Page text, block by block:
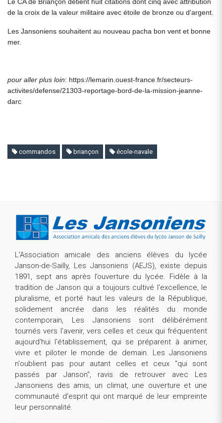
de la croix de la valeur militaire avec étoile de bronze ou d'argent.
Les Jansoniens souhaitent au nouveau pacha bon vent et bonne
mer.
pour aller plus loin: https://lemarin.ouest-france.fr/secteurs-
activites/defense/21303-reportage-bord-de-la-mission-jeanne-
darc
commandos briançon école-navale
L’Association amicale des anciens élèves du lycée
Janson-de-Sailly, Les Jansoniens (AEJS), existe depuis
1891, sept ans après l’ouverture du lycée. Fidèle à la
tradition de Janson qui a toujours cultivé l’excellence, le
pluralisme, et porté haut les valeurs de la République,
solidement ancrée dans les réalités du monde
contemporain, Les Jansoniens sont délibérément
tournés vers l’avenir, vers celles et ceux qui fréquentent
aujourd'hui l'établissement, qui se préparent à animer,
vivre et piloter le monde de demain. Les Jansoniens
n'oublient pas pour autant celles et ceux "qui sont
passés par Janson", ravis de retrouver avec Les
Jansoniens des amis, un climat, une ouverture et une
communauté d'esprit qui ont marqué de leur empreinte
leur personnalité.